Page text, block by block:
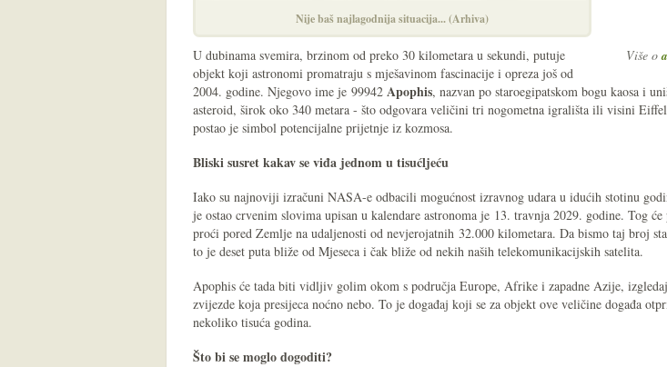
Nije baš najlagodnija situacija... (Arhiva)
Više o
U dubinama svemira, brzinom od preko 30 kilometara u sekundi, putuje
objekt koji astronomi promatraju s mješavinom fascinacije i opreza još od
2004. godine. Njegovo ime je 99942 Apophis, nazvan po staroegipatskom bogu kaosa i
asteroid, širok oko 340 metara - što odgovara veličini tri nogometna igrališta ili visini
postao je simbol potencijalne prijetnje iz kozmosa.
Bliski susret kakav se viđa jednom u tisućljeću
Iako su najnoviji izračuni NASA-e odbacili mogućnost izravnog udara u idućih stotinu
je ostao crvenim slovima upisan u kalendare astronoma je 13. travnja 2029. godine. Tog
proći pored Zemlje na udaljenosti od nevjerojatnih 32.000 kilometara. Da bismo taj broj
to je deset puta bliže od Mjeseca i čak bliže od nekih naših telekomunikacijskih satelita.
Apophis će tada biti vidljiv golim okom s područja Europe, Afrike i zapadne Azije,
zvijezde koja presijeca noćno nebo. To je događaj koji se za objekt ove veličine događa
nekoliko tisuća godina.
Što bi se moglo dogoditi?